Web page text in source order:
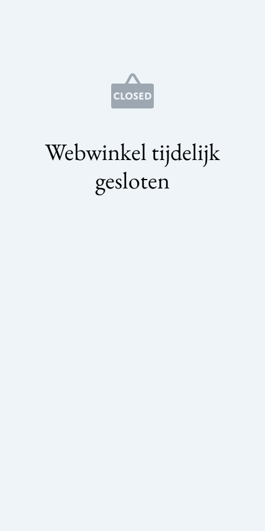
Webwinkel tijdelijk
gesloten